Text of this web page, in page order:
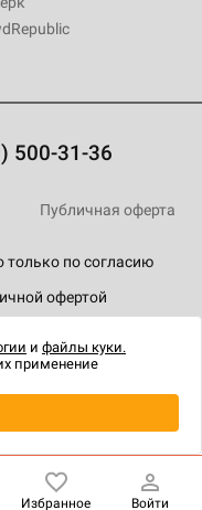
500-31-36
только по согласию
офертой
Публичная оферта
Избранное Войти
и файлы куки.
применение